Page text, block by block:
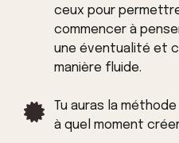
ceux pour
commencer à
une éventualité et
manière fluide.
Tu auras la
à quel moment